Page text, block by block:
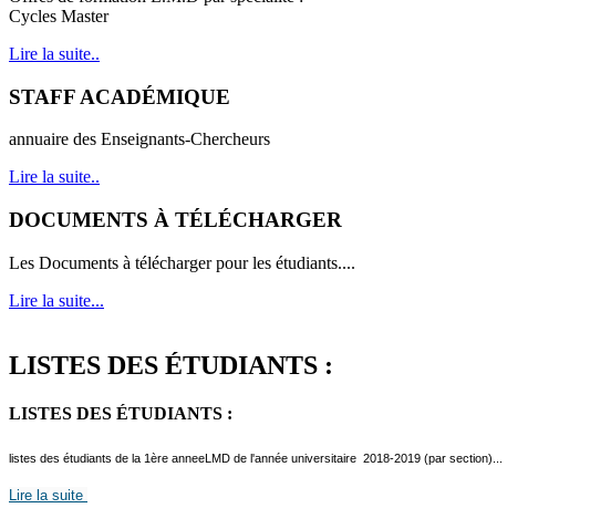
Cycles Master
Lire la suite..
STAFF ACADÉMIQUE
annuaire des Enseignants-Chercheurs
Lire la suite..
DOCUMENTS À TÉLÉCHARGER
Les Documents à télécharger pour les étudiants....
Lire la suite...
LISTES DES ÉTUDIANTS :
LISTES DES ÉTUDIANTS :
listes des étudiants de la 1ère anneeLMD de l'année universitaire 2018-2019 (par section)...
Lire la suite